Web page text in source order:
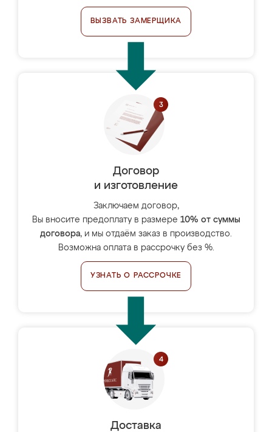
ВЫЗВАТЬ ЗАМЕРЩИКА
Договор
и изготовление
Заключаем договор,
Вы вносите предоплату в размере 10% от суммы
договора, и мы отдаём заказ в производство.
Возможна оплата в рассрочку без %.
УЗНАТЬ О РАССРОЧКЕ
Доставка